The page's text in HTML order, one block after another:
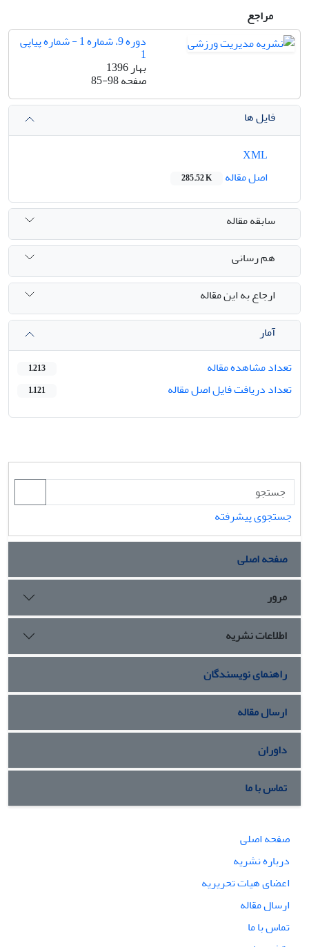
مراجع
دوره 9، شماره 1 - شماره پیاپی
1
بهار 1396
صفحه85-98
فایل ها
اصل مقاله
285.52 K
سابقه مقاله
هم رسانی
ارجاع به این مقاله
آمار
تعداد مشاهده مقاله
1,213
تعداد دریافت فایل اصل مقاله 1,121
جستجوی پیشرفته
صفحه اصلی
مرور
اطلاعات نشریه
راهنمای نویسندگان
ارسال مقاله
داوران
تماس با ما
صفحه اصلی
درباره نشریه
اعضای هیات تحریریه
ارسال مقاله
تماس با ما